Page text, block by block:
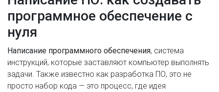
программное обеспечение с
нуля
Написание программного обеспечения, система
инструкций, которые заставляют компьютер выполнять
задачи . Также известно как разработка ПО, это не
просто набор кода — это процесс, где идея